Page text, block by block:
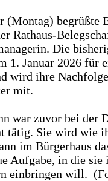
(Montag) begrüßte
Rathaus-
Die
1. Januar 2026 für
wird ihre
mit.
war zuvor bei der
tätig. Sie wird wie
im Bürgerhaus
Aufgabe, in die sie
einbringen will.